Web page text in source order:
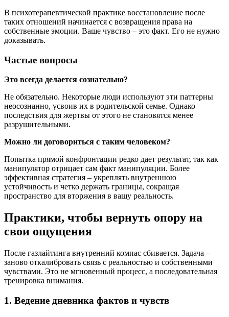
В психотерапевтической практике восстановление после
таких отношений начинается с возвращения права на
собственные эмоции. Ваше чувство – это факт. Его не нужно
доказывать.
Частые вопросы
Это всегда делается сознательно?
Не обязательно. Некоторые люди используют эти паттерны
неосознанно, усвоив их в родительской семье. Однако
последствия для жертвы от этого не становятся менее
разрушительными.
Можно ли договориться с таким человеком?
Попытка прямой конфронтации редко дает результат, так как
манипулятор отрицает сам факт манипуляции. Более
эффективная стратегия – укреплять внутреннюю
устойчивость и четко держать границы, сокращая
пространство для вторжения в вашу реальность.
Практики, чтобы вернуть опору на
свои ощущения
После газлайтинга внутренний компас сбивается. Задача –
заново откалибровать связь с реальностью и собственными
чувствами. Это не мгновенный процесс, а последовательная
тренировка внимания.
1. Ведение дневника фактов и чувств